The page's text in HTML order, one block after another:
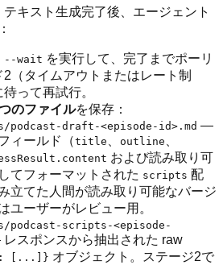
テキスト生成完了後、エージェント
--wait を実行して、完了までポーリ
（タイムアウトまたはレート制
って再試行。
のファイルを保存：
podcast-draft-<episode-id>.md —
ィールド（title outline
および読み取り可
てフォーマットされた scripts 配
立てた人間が読み取り可能なバージ
ユーザーがレビュー用。
podcast-scripts-<episode-
スポンスから抽出された raw
[...]} オブジェクト。ステージ2で